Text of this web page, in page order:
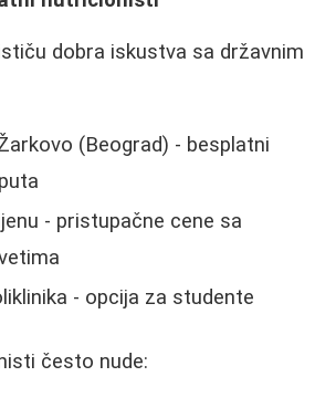
dobra iskustva sa državnim
(Beograd) - besplatni
- pristupačne cene sa
- opcija za studente
često nude: